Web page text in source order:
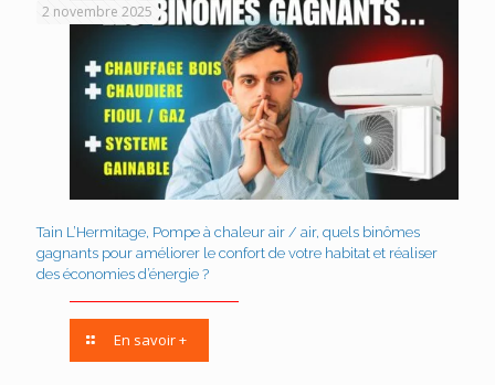
2 novembre 2025
Tain L’Hermitage, Pompe à chaleur air / air, quels binômes
gagnants pour améliorer le confort de votre habitat et réaliser
des économies d’énergie ?
En savoir +